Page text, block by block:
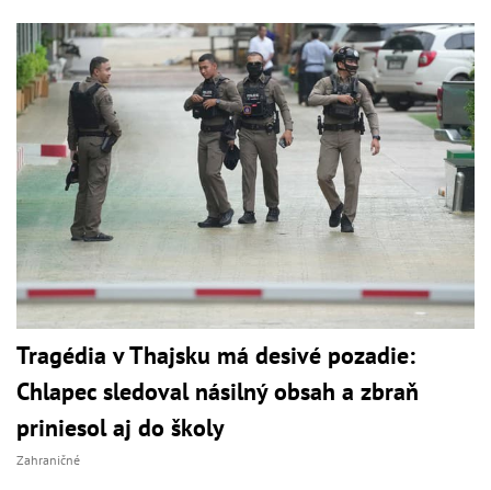
Tragédia v Thajsku má desivé pozadie:
Chlapec sledoval násilný obsah a zbraň
priniesol aj do školy
Zahraničné